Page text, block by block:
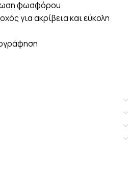
φωσφόρου
για ακρίβεια και εύκολη